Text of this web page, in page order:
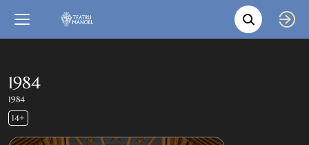
Movie
Back
Language
Close
In English
1984
1984
14+